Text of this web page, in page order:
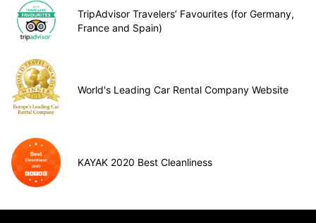
TripAdvisor Travelers’ Favourites (for Germany,
France and Spain)
World's Leading Car Rental Company Website
KAYAK 2020 Best Cleanliness